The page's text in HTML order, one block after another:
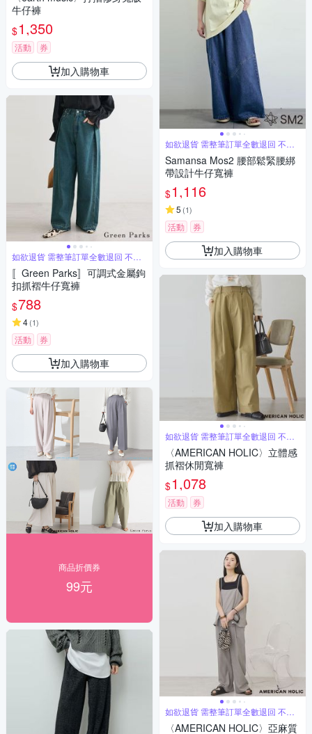
牛仔褲
$1,350
活動 券
加入購物車
如欲退貨 需整筆訂單全數退回 不能
單退
〚Green Parks〛可調式金屬鉤
扣抓褶牛仔寬褲
$788
4(1)
活動 券
加入購物車
商品折價券
99元
如欲退貨 需整筆訂單全數退回 不能
單退
Samansa Mos2 腰部鬆緊腰綁
帶設計牛仔寬褲
$1,116
5 (1)
活動 券
加入購物車
如欲退貨 需整筆訂單全數退回 不能
單退
〈AMERICAN HOLIC〉立體感
抓褶休閒寬褲
$1,078
活動 券
加入購物車
如欲退貨 需整筆訂單全數退回 不能
單退
〈AMERICAN HOLIC〉亞麻質